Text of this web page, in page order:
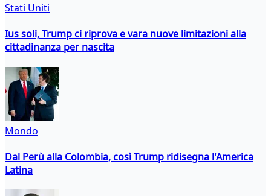
Stati Uniti
Ius soli, Trump ci riprova e vara nuove limitazioni alla
cittadinanza per nascita
Mondo
Dal Perù alla Colombia, così Trump ridisegna l'America
Latina